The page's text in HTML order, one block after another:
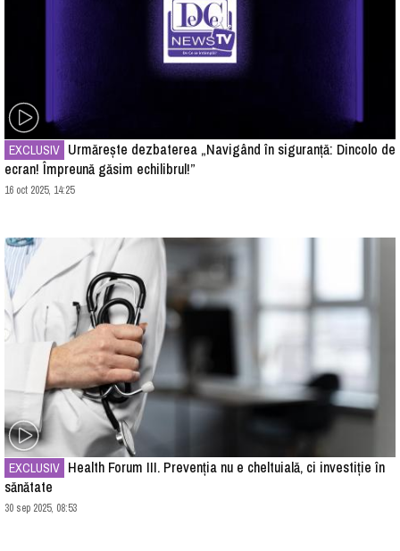
EXCLUSIV
ecran! Împreună găsim echilibrul!”
16 oct 2025, 14:25
EXCLUSIV
sănătate
30 sep 2025, 08:53